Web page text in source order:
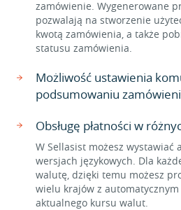
zamówienie. Wygenerowane
pozwalają na stworzenie
kwotą zamówienia, a także
statusu zamówienia.
Możliwość ustawienia
podsumowaniu
Obsługę płatności w
W Sellasist możesz wystawiać
wersjach językowych. Dla
walutę, dzięki temu możesz
wielu krajów z
aktualnego kursu walut.